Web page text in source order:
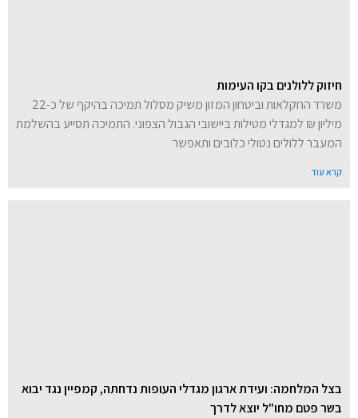
חיזוק ללולנים בקו העימות
משרד החקלאות וביטחון המזון משיק מסלול תמיכה בהיקף של כ-22
מיליון ₪ למגדלי מטילות ביישובי הגבול הצפוני. התמיכה תסייע בהשלמת
המעבר ללולים נטולי כלובים ותאפשר
קרא עוד
בצל המלחמה: ועידת ארגון מגדלי העופות נדחתה, קמפיין נגד יבוא
בשר פטם מחו"ל יוצא לדרך